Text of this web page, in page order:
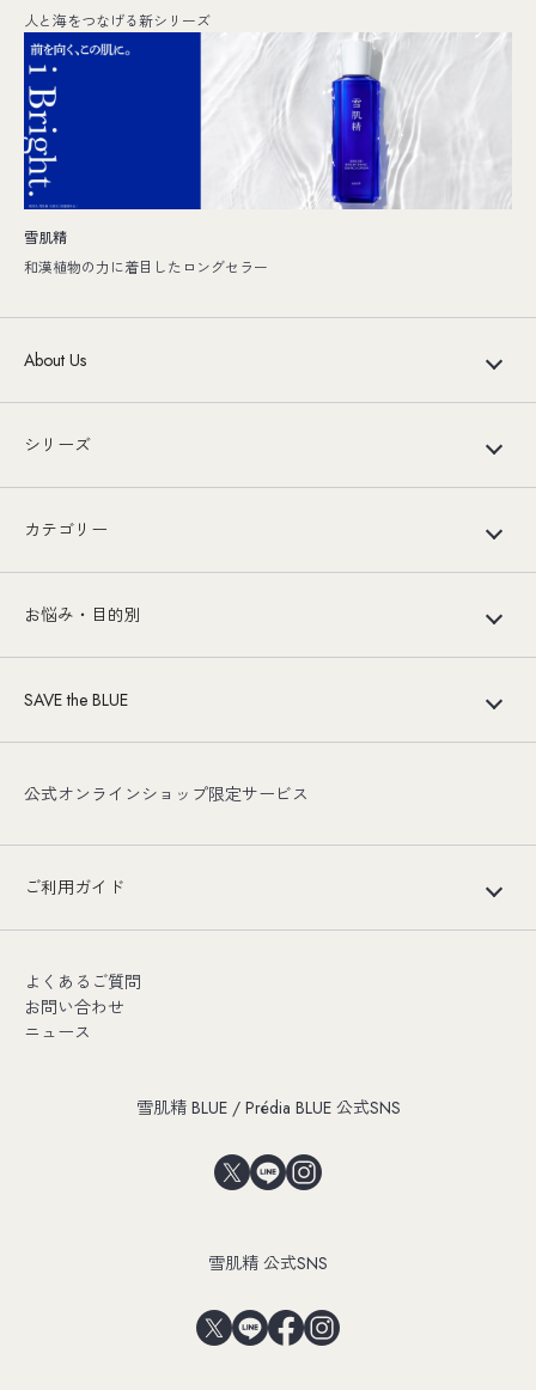
人と海をつなげる新シリーズ
雪肌精
和漢植物の力に着目したロングセラー
About Us
シリーズ
カテゴリー
お悩み・目的別
SAVE the BLUE
公式オンラインショップ限定サービス
ご利用ガイド
よくあるご質問
お問い合わせ
ニュース
雪肌精 BLUE / Prédia BLUE 公式SNS
雪肌精 公式SNS